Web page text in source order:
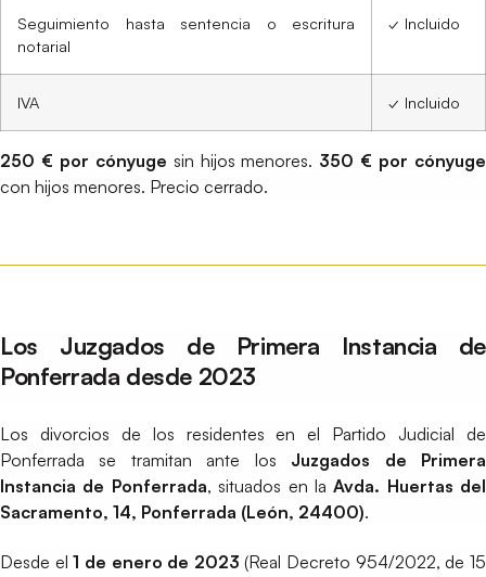
Seguimiento hasta sentencia o escritura
notarial
✓ Incluido
IVA ✓ Incluido
250 € por cónyuge sin hijos menores. 350 € por cónyuge
con hijos menores. Precio cerrado.
Los Juzgados de Primera Instancia de
Ponferrada desde 2023
Los divorcios de los residentes en el Partido Judicial de
Ponferrada se tramitan ante los Juzgados de Primera
Instancia de Ponferrada, situados en laAvda. Huertas del
Sacramento, 14, Ponferrada (León, 24400).
Desde el1 de enero de 2023 (Real Decreto 954/2022, de 15